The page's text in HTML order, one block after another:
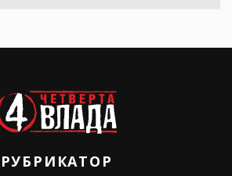
РУБРИКАТОР